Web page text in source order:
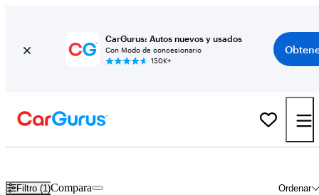
CarGurus: Autos nuevos y usados
Con Modo de concesionario
150K+
Filtro (1) Ordenar
Compara